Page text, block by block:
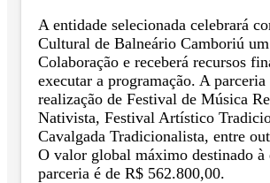
A entidade selecionada celebrará
Cultural de Balneário Camboriú
Colaboração e receberá recursos
executar a programação. A
realização de Festival de Música
Nativista, Festival Artístico
Cavalgada Tradicionalista, entre
O valor global máximo destinado à
parceria é de R$ 562.800,00.